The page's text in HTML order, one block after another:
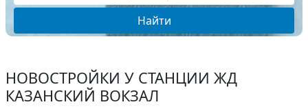
Найти
НОВОСТРОЙКИ У СТАНЦИИ ЖД
КАЗАНСКИЙ ВОКЗАЛ